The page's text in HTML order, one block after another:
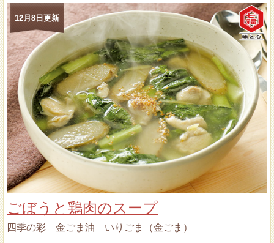
12月8日更新
ごぼうと鶏肉のスープ
四季の彩 金ごま油 いりごま（金ごま）